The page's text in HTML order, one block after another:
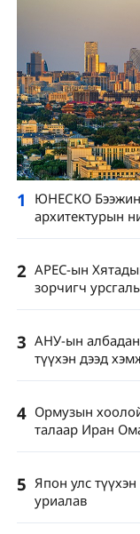
1
ЮНЕСКО Бээжин
архитектурын
2 APEC-ын
зорчигч
3 АНУ-ын
түүхэн дээд
4 Ормузын
талаар Иран
5 Япон улс
уриалав